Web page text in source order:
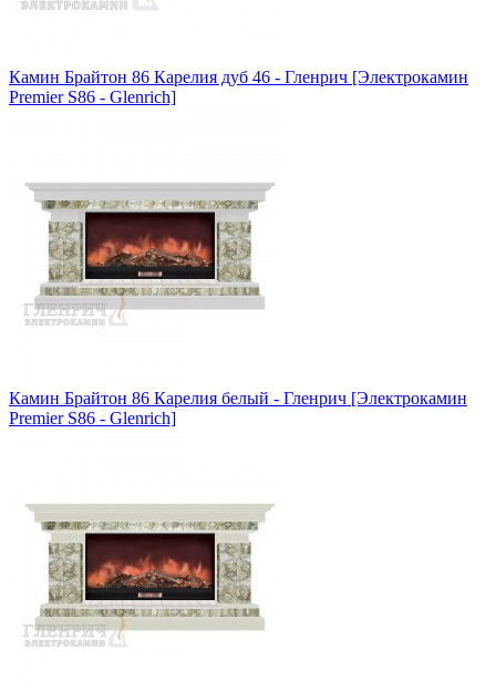
Камин Брайтон 86 Карелия дуб 46 - Гленрич [Электрокамин
Premier S86 - Glenrich]
Камин Брайтон 86 Карелия белый - Гленрич [Электрокамин
Premier S86 - Glenrich]